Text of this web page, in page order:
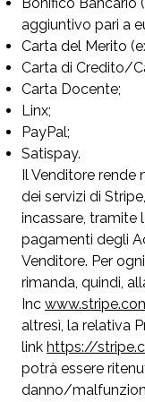
aggiuntivo pari a
Carta del Merito
Carta di Credito/
Carta Docente;
Linx;
PayPal;
Satispay.
Il Venditore rende
dei servizi di
incassare, tramite
pagamenti degli
Venditore. Per
rimanda, quindi,
Inc
altresì, la relativa
link https://
potrà essere
danno/